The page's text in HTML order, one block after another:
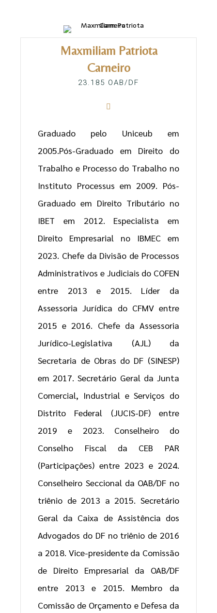
Maxmiliam Patriota
Carneiro
23.185 OAB/DF
Graduado pelo Uniceub em
2005.Pós-Graduado em Direito do
Trabalho e Processo do Trabalho no
Instituto Processus em 2009. Pós-
Graduado em Direito Tributário no
IBET em 2012. Especialista em
Direito Empresarial no IBMEC em
2023. Chefe da Divisão de Processos
Administrativos e Judiciais do COFEN
entre 2013 e 2015. Líder da
Assessoria Jurídica do CFMV entre
2015 e 2016. Chefe da Assessoria
Jurídico-Legislativa (AJL) da
Secretaria de Obras do DF (SINESP)
em 2017. Secretário Geral da Junta
Comercial, Industrial e Serviços do
Distrito Federal (JUCIS-DF) entre
2019 e 2023. Conselheiro do
Conselho Fiscal da CEB PAR
(Participações) entre 2023 e 2024.
Conselheiro Seccional da OAB/DF no
triênio de 2013 a 2015. Secretário
Geral da Caixa de Assistência dos
Advogados do DF no triênio de 2016
a 2018. Vice-presidente da Comissão
de Direito Empresarial da OAB/DF
entre 2013 e 2015. Membro da
Comissão de Orçamento e Defesa da